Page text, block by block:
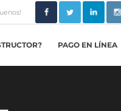
PAGO EN LÍNEA